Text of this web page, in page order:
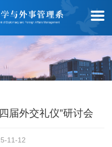
届外交礼仪”研讨会
11-12